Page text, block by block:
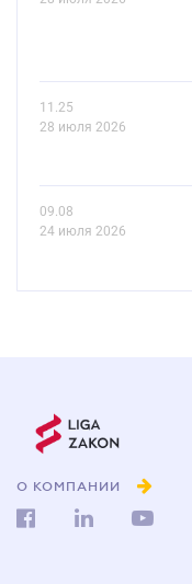
11.25
28 июля 2026
09.08
24 июля 2026
О КОМПАНИИ